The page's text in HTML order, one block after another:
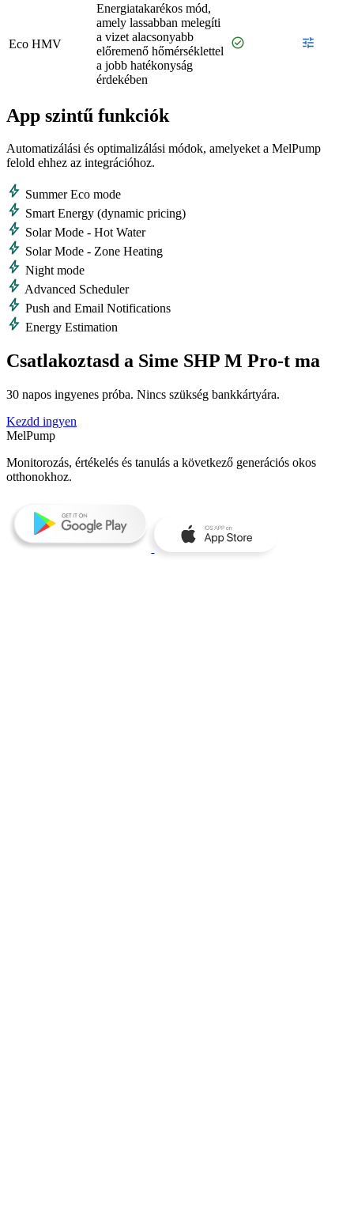
Eco HMV
Energiatakarékos mód,
amely lassabban melegíti
a vizet alacsonyabb
előremenő hőmérséklettel
a jobb hatékonyság
érdekében
check_circle tune
App szintű funkciók
Automatizálási és optimalizálási módok, amelyeket a MelPump
felold ehhez az integrációhoz.
bolt Summer Eco mode
bolt Smart Energy (dynamic pricing)
bolt Solar Mode - Hot Water
bolt Solar Mode - Zone Heating
bolt Night mode
bolt Advanced Scheduler
bolt Push and Email Notifications
bolt Energy Estimation
Csatlakoztasd a Sime SHP M Pro-t ma
30 napos ingyenes próba. Nincs szükség bankkártyára.
Kezdd ingyen
MelPump
Monitorozás, értékelés és tanulás a következő generációs okos
otthonokhoz.